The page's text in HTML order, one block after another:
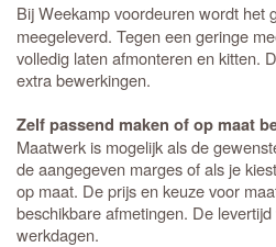
Bij Weekamp voordeuren wordt het
meegeleverd. Tegen een geringe
volledig laten afmonteren en kitten.
extra bewerkingen.
Zelf passend maken of op maat
Maatwerk is mogelijk als de
de aangegeven marges of als je
op maat. De prijs en keuze voor
beschikbare afmetingen. De
werkdagen.